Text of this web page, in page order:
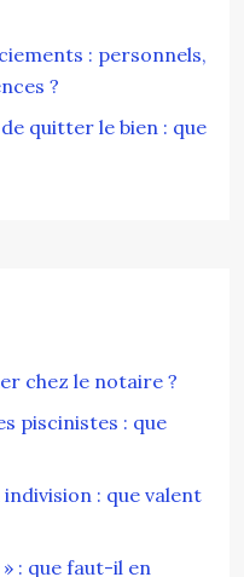
: personnels,
?
quitter le bien : que
chez le notaire ?
piscinistes : que
: que valent
: que faut-il en